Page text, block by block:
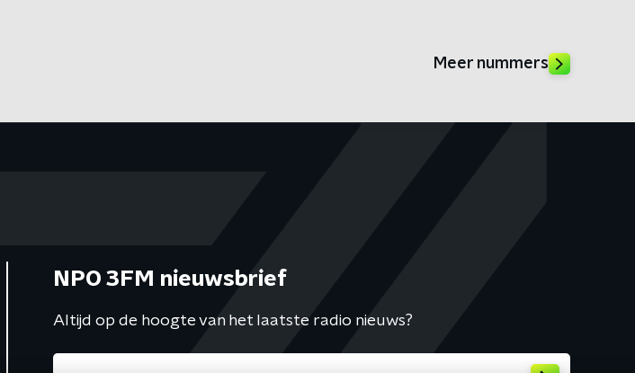
Meer nummers
NPO 3FM nieuwsbrief
Altijd op de hoogte van het laatste radio nieuws?